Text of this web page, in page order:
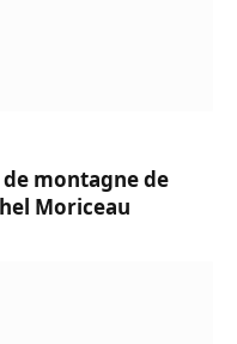
montagne de
Moriceau